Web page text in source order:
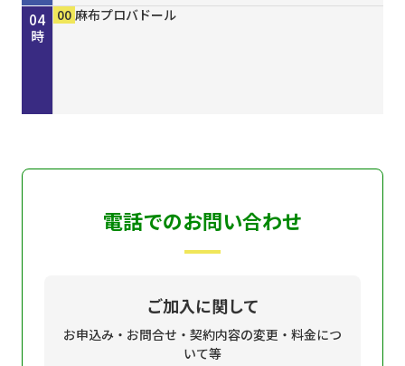
22
時
23
時
00
時
01
時
02
時
03
時
04
時
00 かもん！おおさかもん！！８月前半号
30 タイガースＶ特急 ８／４号
00 ［再］ミルっく ７月３１日（金）放送分
00 Ｄａｙ Ｔｒｉｐｐｅｒ ＃７９
15 オリックス・バファローズが好きやねん！８／１
20 しまねＦｕｔｕｒｅ２０３０
30 きしわだネイチャー探訪 ＃１６８
00 ReFa
00 麻布プロバドール
00 麻布プロバドール
00 麻布プロバドール
電話でのお問い合わせ
ご加入に関して
お申込み・お問合せ・契約内容の変更・料金につ
いて等